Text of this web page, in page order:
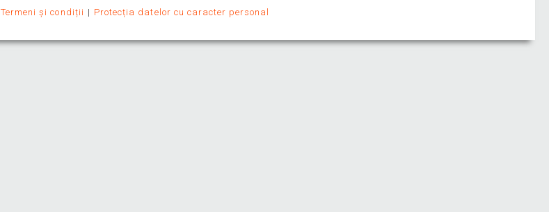
Termeni și condiții Protecția datelor cu caracter personal